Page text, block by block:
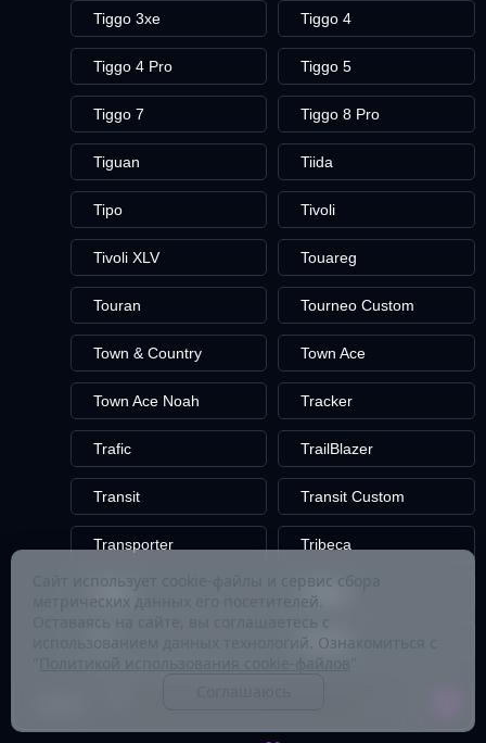
Tiggo 3xe Tiggo 4
Tiggo 4 Pro Tiggo 5
Tiggo 7 Tiggo 8 Pro
Tiguan Tiida
Tipo Tivoli
Tivoli XLV Touareg
Touran Tourneo Custom
Town & Country Town Ace
Town Ace Noah Tracker
Trafic TrailBlazer
Transit Transit Custom
Transporter Tribeca
Triber Tribute
TT Tucson
Сайт использует cookie-файлы и сервис сбора
метрических данных его посетителей.
использованием данных технологий. Ознакомиться с
Политикой использования cookie-файлов